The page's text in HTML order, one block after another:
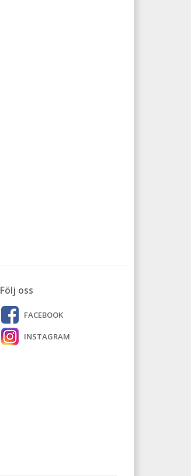
Följ oss
FACEBOOK
INSTAGRAM